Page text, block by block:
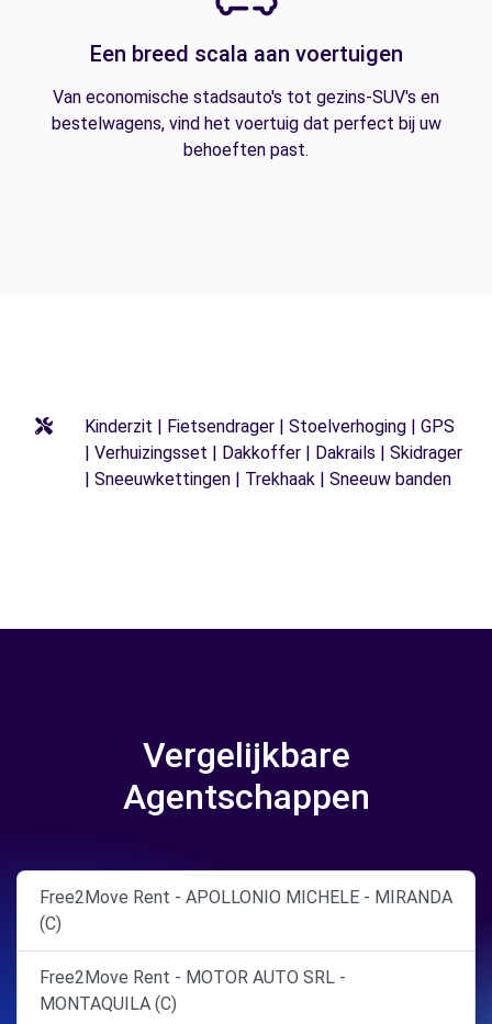
Een breed scala aan voertuigen
Van economische stadsauto's tot gezins-SUV's en
bestelwagens, vind het voertuig dat perfect bij uw
behoeften past.
Kinderzit | Fietsendrager | Stoelverhoging | GPS
| Verhuizingsset | Dakkoffer | Dakrails | Skidrager
| Sneeuwkettingen | Trekhaak | Sneeuw banden
Vergelijkbare
Agentschappen
Free2Move Rent - APOLLONIO MICHELE - MIRANDA
(C)
Free2Move Rent - MOTOR AUTO SRL -
MONTAQUILA (C)